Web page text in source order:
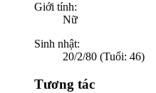
Giới tính:
Nữ
Sinh nhật:
20/2/80 (Tuổi: 46)
Tương tác